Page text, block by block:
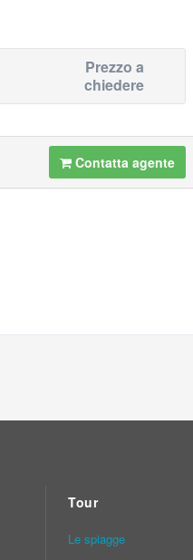
Prezzo a
chiedere
Contatta agente
Tour
Le spiagge